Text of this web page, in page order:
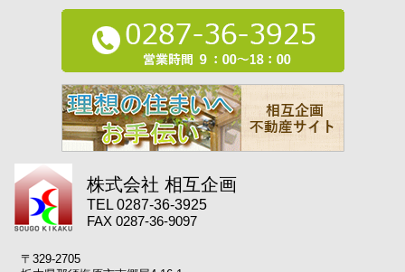
株式会社 相互企画
TEL 0287-36-3925
FAX 0287-36-9097
〒329-2705